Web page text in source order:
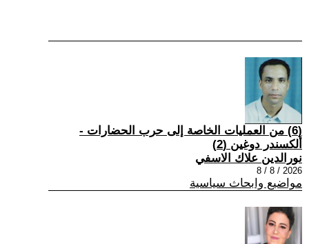
(6) من العمليات الخاصة إلى حرب الحضارات -
ألكسندر دوغين (2)
نورالدين علاك الاسفي
2026 / 8 / 8
مواضيع وابحاث سياسية